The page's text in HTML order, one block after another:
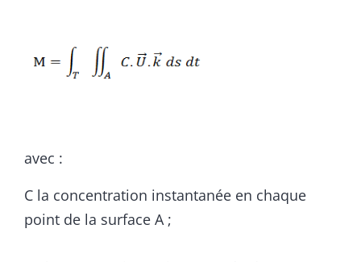
avec :
C la concentration instantanée en chaque
point de la surface A ;